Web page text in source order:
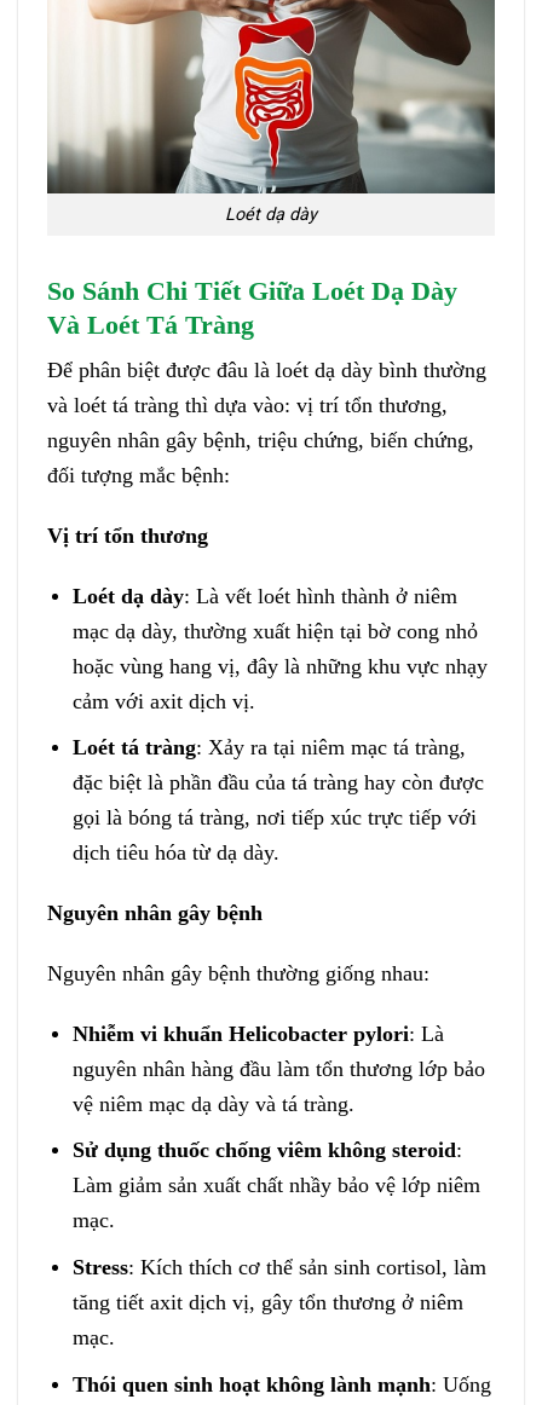
Loét dạ dày
So Sánh Chi Tiết Giữa Loét Dạ Dày
Và Loét Tá Tràng
Để phân biệt được đâu là loét dạ dày bình thường
và loét tá tràng thì dựa vào: vị trí tổn thương,
nguyên nhân gây bệnh, triệu chứng, biến chứng,
đối tượng mắc bệnh:
Vị trí tổn thương
Loét dạ dày: Là vết loét hình thành ở niêm
mạc dạ dày, thường xuất hiện tại bờ cong nhỏ
hoặc vùng hang vị, đây là những khu vực nhạy
cảm với axit dịch vị.
Loét tá tràng: Xảy ra tại niêm mạc tá tràng,
đặc biệt là phần đầu của tá tràng hay còn được
gọi là bóng tá tràng, nơi tiếp xúc trực tiếp với
dịch tiêu hóa từ dạ dày.
Nguyên nhân gây bệnh
Nguyên nhân gây bệnh thường giống nhau:
Nhiễm vi khuẩn Helicobacter pylori: Là
nguyên nhân hàng đầu làm tổn thương lớp bảo
vệ niêm mạc dạ dày và tá tràng.
Sử dụng thuốc chống viêm không steroid:
Làm giảm sản xuất chất nhầy bảo vệ lớp niêm
mạc.
Stress: Kích thích cơ thể sản sinh cortisol, làm
tăng tiết axit dịch vị, gây tổn thương ở niêm
mạc.
Thói quen sinh hoạt không lành mạnh: Uống